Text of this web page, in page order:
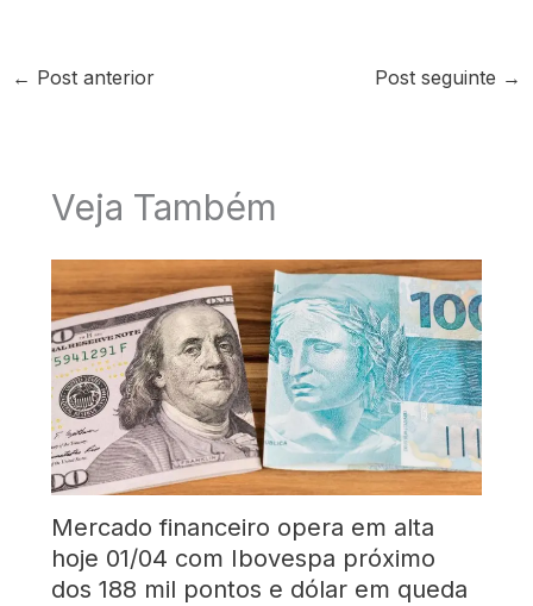
← Post anterior Post seguinte →
Veja Também
Mercado financeiro opera em alta
hoje 01/04 com Ibovespa próximo
dos 188 mil pontos e dólar em queda